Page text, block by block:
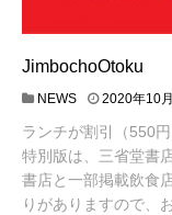
JimbochoOtoku
NEWS 2020年10
ランチが割引（550
特別版は、三省堂書
書店と一部掲載飲食
りがありますので、